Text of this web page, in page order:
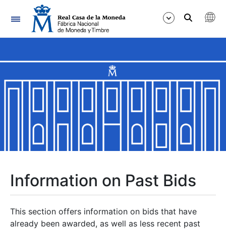
Navigation
Show/Hide
Show/Hide
Show/Hide
Information on Past Bids
This section offers information on bids that have
already been awarded, as well as less recent past